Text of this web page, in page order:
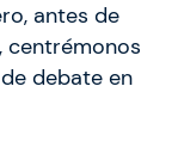
antes de
centrémonos
debate en